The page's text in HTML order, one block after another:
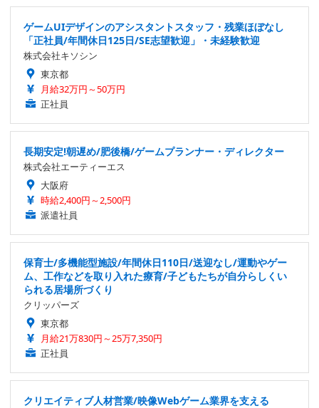
ゲームUIデザインのアシスタントスタッフ・残業ほぼなし
「正社員/年間休日125日/SE志望歓迎」・未経験歓迎
株式会社キソシン
東京都
月給32万円～50万円
正社員
長期安定!朝遅め/肥後橋/ゲームプランナー・ディレクター
株式会社エーティーエス
大阪府
時給2,400円～2,500円
派遣社員
保育士/多機能型施設/年間休日110日/送迎なし/運動やゲー
ム、工作などを取り入れた療育/子どもたちが自分らしくい
られる居場所づくり
クリッパーズ
東京都
月給21万830円～25万7,350円
正社員
クリエイティブ人材営業/映像Webゲーム業界を支える